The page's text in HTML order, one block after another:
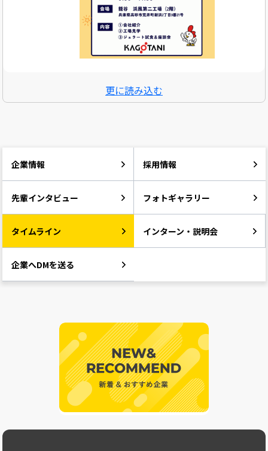
更に読み込む
企業情報 採用情報
先輩インタビュー フォトギャラリー
タイムライン インターン・説明会
企業へDMを送る